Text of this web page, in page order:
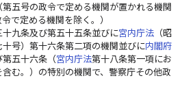
五号の政令で定める機関が置かれる機関
で定める機関を除く。）
十九条及び第五十五条並びに宮内庁法（昭
号）第十六条第二項の機関並びに内閣府
五十六条（宮内庁法第十八条第一項にお
む。）の特別の機関で、警察庁その他政